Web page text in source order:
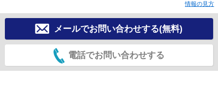
情報の見方
メールでお問い合わせする(無料)
電話でお問い合わせする